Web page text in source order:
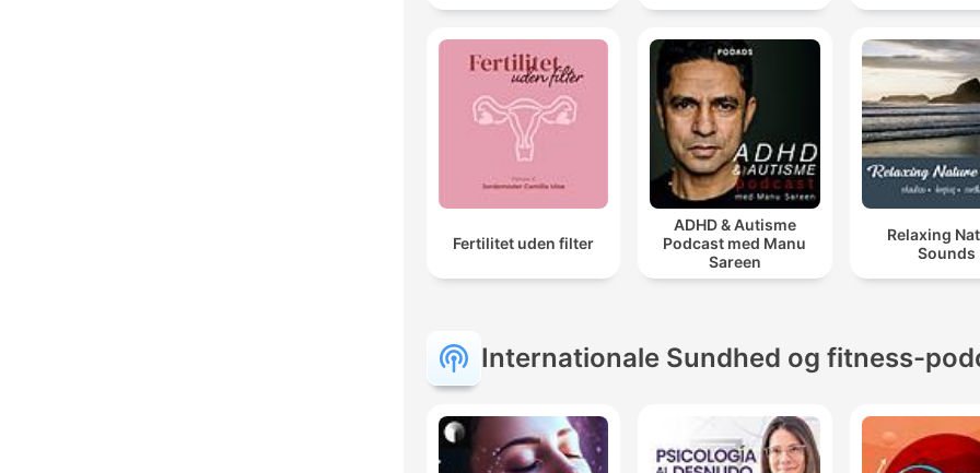
Fertilitet uden filter
ADHD & Autisme
Podcast med Manu
Sareen
Relaxing
Sounds
Internationale Sundhed og fitness-